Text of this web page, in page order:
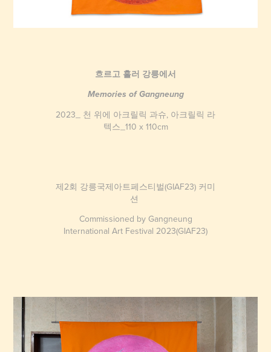
흐르고 흘러 강릉에서
Memories of Gangneung
2023_ 천 위에 아크릴릭 과슈, 아크릴릭 라
텍스_110 x 110cm
제2회 강릉국제아트페스티벌(GIAF23) 커미
션
Commissioned by Gangneung
International Art Festival 2023(GIAF23)